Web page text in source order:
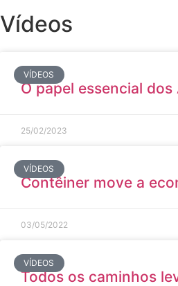
Vídeos
VÍDEOS
O papel essencial
25/02/2023
VÍDEOS
Contêiner move a
03/05/2022
VÍDEOS
Todos os caminhos